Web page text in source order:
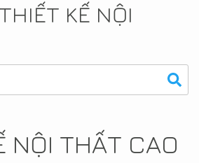
KẾ NỘI
NỘI THẤT CAO